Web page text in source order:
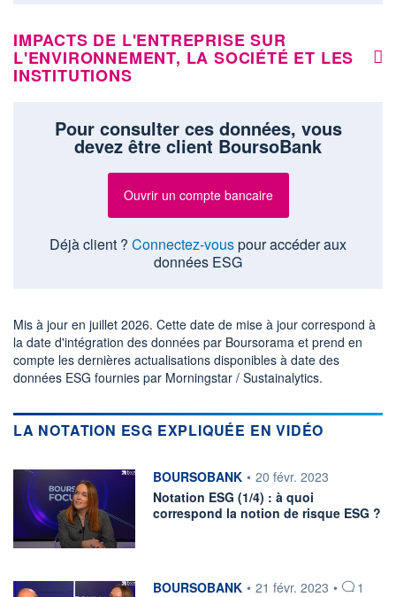
IMPACTS DE L'ENTREPRISE SUR
L'ENVIRONNEMENT, LA SOCIÉTÉ ET LES
INSTITUTIONS
Pour consulter ces données, vous
devez être client BoursoBank
Ouvrir un compte bancaire
Déjà client ? Connectez-vouspour accéder aux
données ESG
Mis à jour en juillet 2026. Cette date de mise à jour correspond à
la date d'intégration des données par Boursorama et prend en
compte les dernières actualisations disponibles à date des
données ESG fournies par Morningstar / Sustainalytics.
LA NOTATION ESG EXPLIQUÉE EN VIDÉO
information fournie par
BOURSOBANK • 20 févr. 2023
Notation ESG (1/4) : à quoi
correspond la notion de risque ESG ?
information fournie par
BOURSOBANK • 21 févr. 2023 •
1